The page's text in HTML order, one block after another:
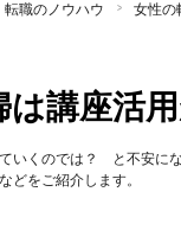
転職のノウハウ 女性の
講座活
いくのでは？ と不安に
どをご紹介します。